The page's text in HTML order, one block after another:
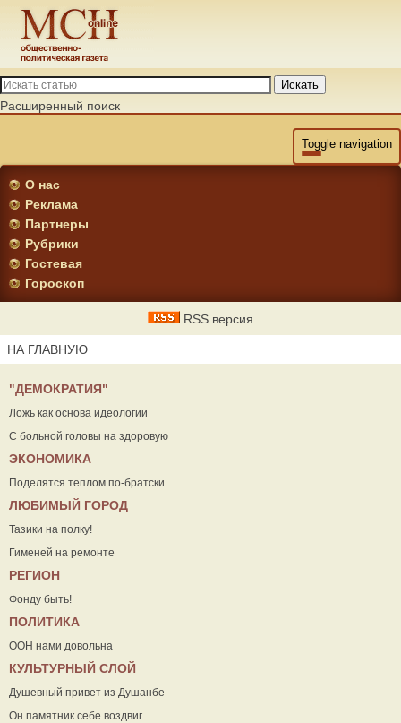
Искать
Расширенный поиск
Toggle navigation
О нас
Реклама
Партнеры
Рубрики
Гостевая
Гороскоп
RSS версия
НА ГЛАВНУЮ
"ДЕМОКРАТИЯ"
Ложь как основа идеологии
С больной головы на здоровую
ЭКОНОМИКА
Поделятся теплом по-братски
ЛЮБИМЫЙ ГОРОД
Тазики на полку!
Гименей на ремонте
РЕГИОН
Фонду быть!
ПОЛИТИКА
ООН нами довольна
КУЛЬТУРНЫЙ СЛОЙ
Душевный привет из Душанбе
Он памятник себе воздвиг